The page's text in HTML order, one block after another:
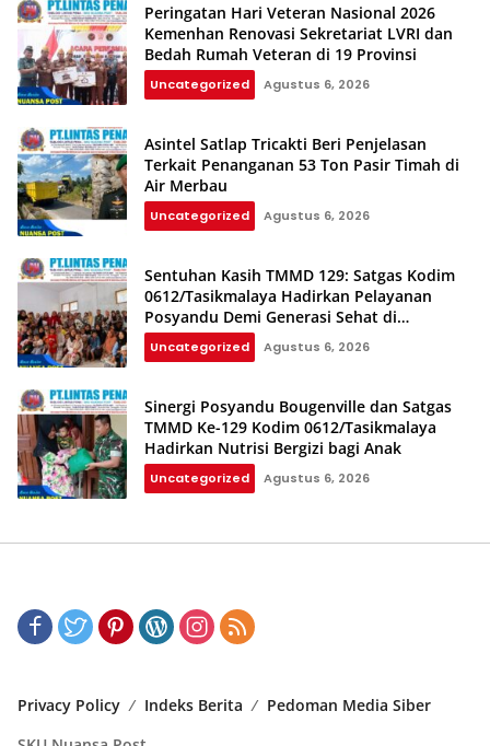
Peringatan Hari Veteran Nasional 2026
Kemenhan Renovasi Sekretariat LVRI dan
Bedah Rumah Veteran di 19 Provinsi
Uncategorized Agustus 6, 2026
Asintel Satlap Tricakti Beri Penjelasan
Terkait Penanganan 53 Ton Pasir Timah di
Air Merbau
Uncategorized Agustus 6, 2026
Sentuhan Kasih TMMD 129: Satgas Kodim
0612/Tasikmalaya Hadirkan Pelayanan
Posyandu Demi Generasi Sehat di
Parungponteng
Uncategorized Agustus 6, 2026
Sinergi Posyandu Bougenville dan Satgas
TMMD Ke-129 Kodim 0612/Tasikmalaya
Hadirkan Nutrisi Bergizi bagi Anak
Uncategorized Agustus 6, 2026
Privacy Policy Indeks Berita
Pedoman Media Siber